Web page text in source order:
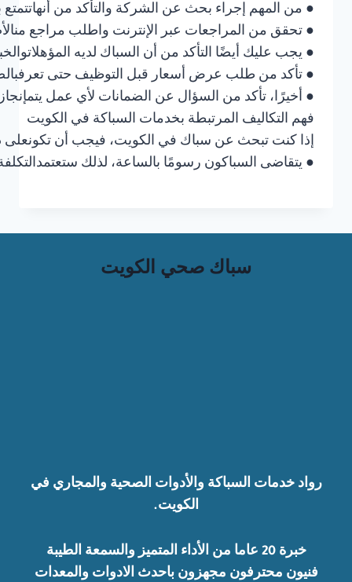
● من المهم إجراء بحث عن الشركة والتأكد من
● تحقق من المراجعات عبر الإنترنت واطلب مراجع
● يجب عليك أيضًا التأكد من أن السباك لديه
● تأكد من طلب عرض أسعار قبل التوظيف حتى
● أخيرًا، تأكد من السؤال عن الضمانات لأي عمل
فهم التكاليف المرتبطة بخدمات السباكة في الكويت
إذا كنت تبحث عن سباك في الكويت، فيجب أن تكونعلى
● يتقاضى السباكون رسومًا بالساعة، لذلك
سباك صحي الكويت
رواد خدمات السباكة والأدوات الصحية والمجاري في
الكويت.
خبرة 20 عاما من الأداء المتميز والسمعة الطيبة
فنيون محترفون مجهزون باحدث الادوات والمعدات